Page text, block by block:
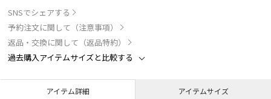
SNSでシェアする
予約注文に関して（注意事項）
返品・交換に関して（返品特約）
過去購入アイテムサイズと比較する
アイテム詳細 アイテムサイズ